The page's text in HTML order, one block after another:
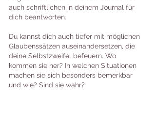
auch schriftlichen in deinem Journal für
dich beantworten.
Du kannst dich auch tiefer mit möglichen
Glaubenssätzen auseinandersetzen, die
deine Selbstzweifel befeuern. Wo
kommen sie her? In welchen Situationen
machen sie sich besonders bemerkbar
und wie? Sind sie wahr?